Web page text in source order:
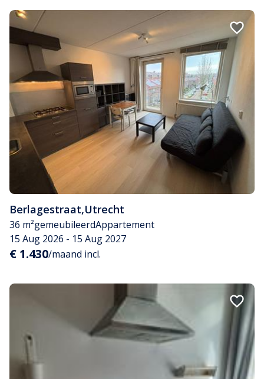
Berlagestraat,Utrecht
36 m²gemeubileerdAppartement
15 Aug 2026 - 15 Aug 2027
€ 1.430/maand incl.